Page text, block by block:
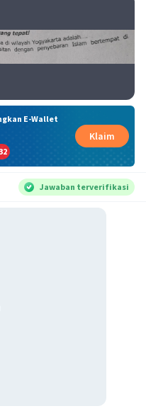
E-Wallet
Klaim
Jawaban terverifikasi